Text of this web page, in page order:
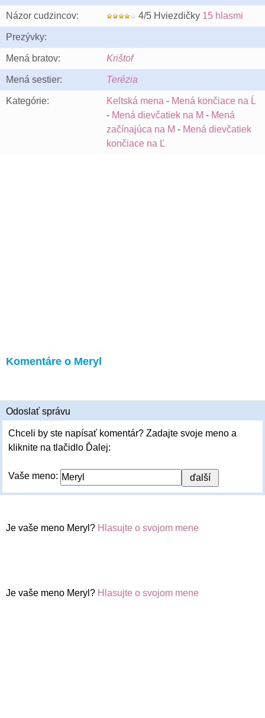
Názor cudzincov: 4/5 Hviezdičky 15 hlasmi
Prezývky:
Mená bratov: Krištof
Mená sestier: Terézia
Kategórie: Keltská mena - Mená končiace na Ĺ
- Mená dievčatiek na M - Mená
začínajúca na M - Mená dievčatiek
končiace na Ľ
Komentáre o Meryl
Odoslať správu
Chceli by ste napísať komentár? Zadajte svoje meno a
kliknite na tlačidlo Ďalej:
Vaše meno:
Je vaše meno Meryl? Hlasujte o svojom mene
Je vaše meno Meryl? Hlasujte o svojom mene